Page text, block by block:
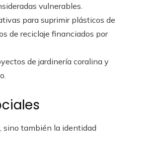
vulnerables.
para suprimir plásticos de
de reciclaje financiados por
de jardinería coralina y
sino también la identidad